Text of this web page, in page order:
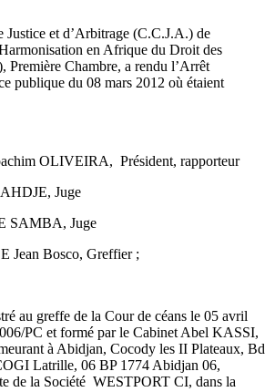
Justice et d’Arbitrage (C.C.J.A.) de
en Afrique du Droit des
Chambre, a rendu l’Arrêt
publique du 08 mars 2012 où étaient
OLIVEIRA, Président, rapporteur
Juge
SAMBA, Juge
Bosco, Greffier ;
au greffe de la Cour de céans le 05 avril
PC et formé par le Cabinet Abel KASSI,
à Abidjan, Cocody les II Plateaux, Bd
Latrille, 06 BP 1774 Abidjan 06,
de la Société WESTPORT CI, dans la